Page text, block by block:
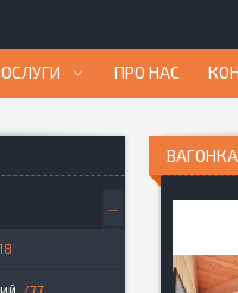
ПРО НАС